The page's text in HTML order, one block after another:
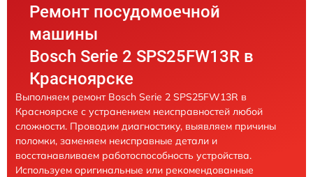
Ремонт посудомоечной
машины
Bosch Serie 2 SPS25FW13R в
Красноярске
Выполняем ремонт Bosch Serie 2 SPS25FW13R в
Красноярске с устранением неисправностей любой
сложности. Проводим диагностику, выявляем причины
поломки, заменяем неисправные детали и
восстанавливаем работоспособность устройства.
Используем оригинальные или рекомендованные